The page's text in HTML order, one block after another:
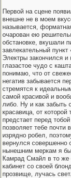
Первой на сцене
внешне не в моем
называется,
очарован ею
обстановке, вкушали
завлекательный
Электры закончился
глазастое чудо с
понимаю, что от
негатив забывается
стремятся к
самой красивой и
либо. Ну и как забыть
красавица, от которой
предстает перед
позволяет тебе
изрядно робел,
вернулся совершенно
нынешним меркам я
Камрад Смайл в то же
кабинет со своей
прозвище, лучась